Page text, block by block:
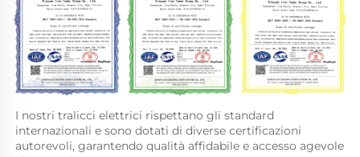
I nostri tralicci elettrici rispettano gli standard
internazionali e sono dotati di diverse certificazioni
autorevoli, garantendo qualità affidabile e accesso agevole